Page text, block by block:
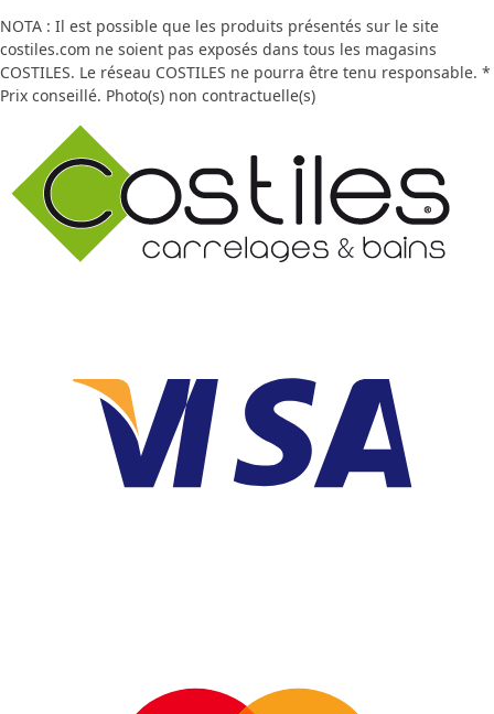
NOTA : Il est possible que les produits présentés sur le site
costiles.com ne soient pas exposés dans tous les magasins
COSTILES. Le réseau COSTILES ne pourra être tenu responsable. *
Prix conseillé. Photo(s) non contractuelle(s)